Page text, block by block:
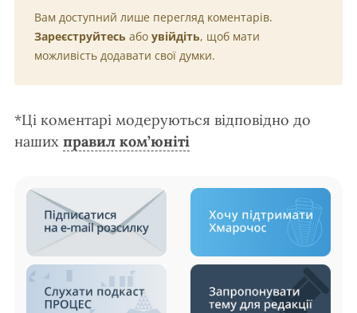
Вам доступний лише перегляд коментарів.
Зареєструйтесь або увійдіть, щоб мати
можливість додавати свої думки.
*Ці коментарі модеруються відповідно до
наших правил ком’юніті